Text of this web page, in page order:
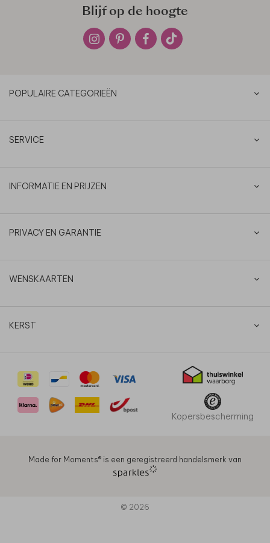
Blijf op de hoogte
POPULAIRE CATEGORIEËN
SERVICE
INFORMATIE EN PRIJZEN
PRIVACY EN GARANTIE
WENSKAARTEN
KERST
Kopersbescherming
Made for Moments®️ is een geregistreerd handelsmerk van
© 2026